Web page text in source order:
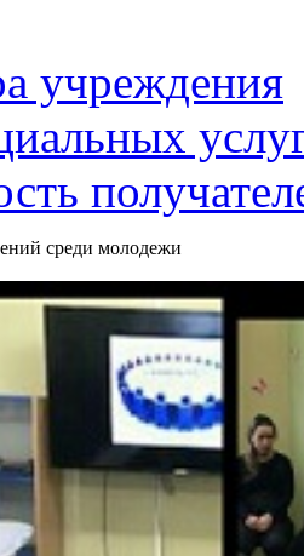
учреждения
среди молодежи